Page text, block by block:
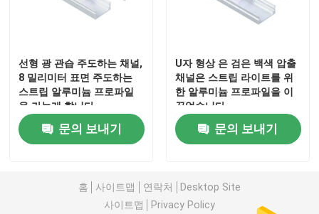
선형 광 관습 주도하는 채널,
8 밀리미터 표면 주도하는
스트립 알루미늄 프로파일
을 가늘게 합니다
문의 보내기
U자 형상 은 검은 백색 압출
채널은 스트립 라이트를 위
한 알루미늄 프로파일을 이
끌었습니다
문의 보내기
홈 사이트맵 연락처
Desktop Site
사이트맵
Privacy Policy